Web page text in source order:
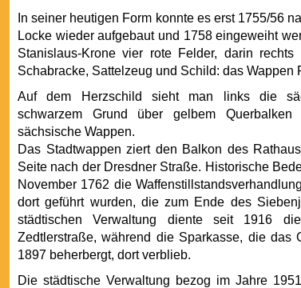
In seiner heutigen Form konnte es erst 1755/56
Locke wieder aufgebaut und 1758 eingeweiht
Stanislaus-Krone vier rote Felder, darin
Schabracke, Sattelzeug und Schild: das Wappen
Auf dem Herzschild sieht man links die
schwarzem Grund über gelbem
sächsische Wappen.
Das Stadtwappen ziert den Balkon des
Seite nach der Dresdner Straße. Historische
November 1762 die
dort geführt wurden, die zum Ende des
städtischen Verwaltung diente seit 1916
Zedtlerstraße, während die Sparkasse, die
1897 beherbergt, dort verblieb.
Die städtische Verwaltung bezog im Jahre